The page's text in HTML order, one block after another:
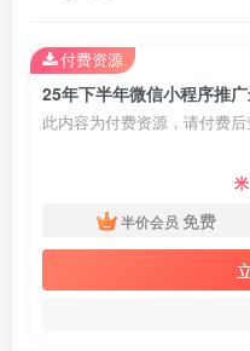
25年下半年微信小程序推
此内容为付费资源，请付费
米
半价会员 免费
付费资源